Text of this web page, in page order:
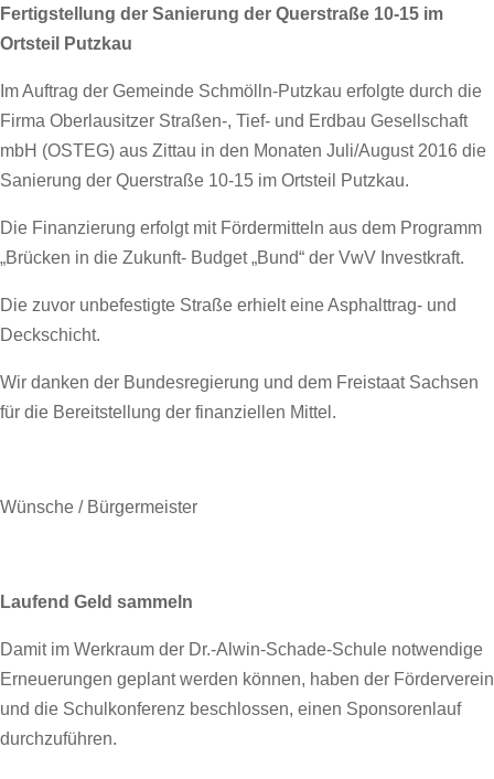
Fertigstellung der Sanierung der Querstraße 10-15 im
Ortsteil Putzkau
Im Auftrag der Gemeinde Schmölln-Putzkau erfolgte durch die
Firma Oberlausitzer Straßen-, Tief- und Erdbau Gesellschaft
mbH (OSTEG) aus Zittau in den Monaten Juli/August 2016 die
Sanierung der Querstraße 10-15 im Ortsteil Putzkau.
Die Finanzierung erfolgt mit Fördermitteln aus dem Programm
„Brücken in die Zukunft- Budget „Bund“ der VwV Investkraft.
Die zuvor unbefestigte Straße erhielt eine Asphalttrag- und
Deckschicht.
Wir danken der Bundesregierung und dem Freistaat Sachsen
für die Bereitstellung der finanziellen Mittel.
Wünsche / Bürgermeister
Laufend Geld sammeln
Damit im Werkraum der Dr.-Alwin-Schade-Schule notwendige
Erneuerungen geplant werden können, haben der Förderverein
und die Schulkonferenz beschlossen, einen Sponsorenlauf
durchzuführen.